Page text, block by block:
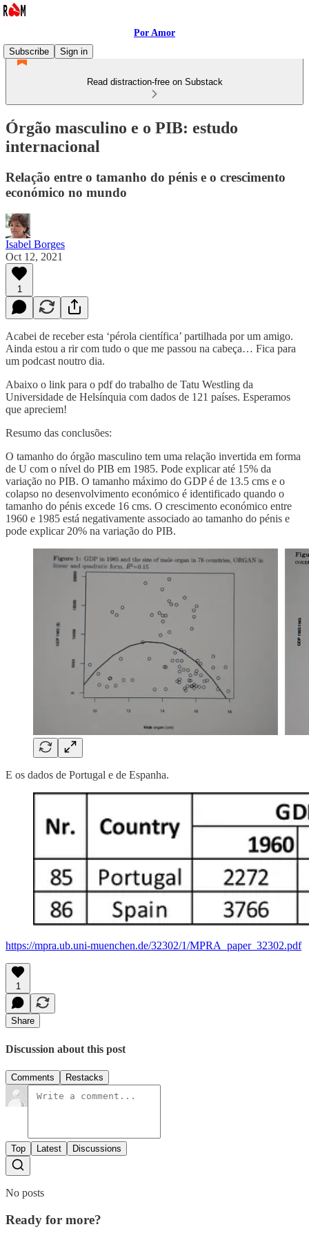
Por Amor
Subscribe
Sign in
Read distraction-free on Substack
Órgão masculino e o PIB: estudo
internacional
Relação entre o tamanho do pénis e o crescimento
económico no mundo
Isabel Borges
Oct 12, 2021
1
Acabei de receber esta ‘pérola científica’ partilhada por um amigo.
Ainda estou a rir com tudo o que me passou na cabeça… Fica para
um podcast noutro dia.
Abaixo o link para o pdf do trabalho de Tatu Westling da
Universidade de Helsínquia com dados de 121 países. Esperamos
que apreciem!
Resumo das conclusões:
O tamanho do órgão masculino tem uma relação invertida em forma
de U com o nível do PIB em 1985. Pode explicar até 15% da
variação no PIB. O tamanho máximo do GDP é de 13.5 cms e o
colapso no desenvolvimento económico é identificado quando o
tamanho do pénis excede 16 cms. O crescimento económico entre
1960 e 1985 está negativamente associado ao tamanho do pénis e
pode explicar 20% na variação do PIB.
E os dados de Portugal e de Espanha.
https://mpra.ub.uni-muenchen.de/32302/1/MPRA_paper_32302.pdf
1
Share
Discussion about this post
Comments Restacks
Top Latest Discussions
No posts
Ready for more?